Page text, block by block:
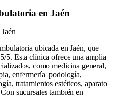
en Jaén
ubicada en Jaén, que
5. Esta clínica ofrece una amplia
como medicina general,
enfermería, podología,
tratamientos estéticos, aparato
sucursales también en